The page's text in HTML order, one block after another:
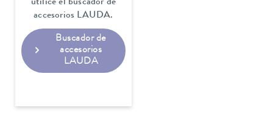
utilice el buscador de
accesorios LAUDA.
Buscador de
accesorios
LAUDA